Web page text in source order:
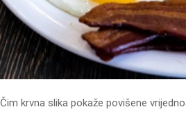
Čim krvna slika pokaže povišene